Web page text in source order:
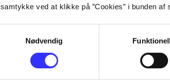
samtykke ved at klikke på ”Cookies” i bunden
Nødvendig